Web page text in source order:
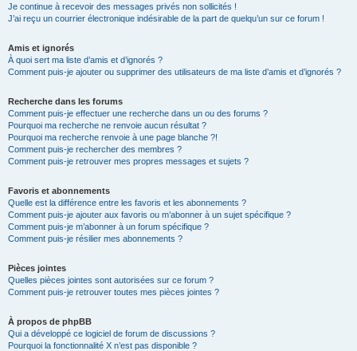
Je continue à recevoir des messages privés non sollicités !
J’ai reçu un courrier électronique indésirable de la part de quelqu’un sur ce forum !
Amis et ignorés
À quoi sert ma liste d’amis et d’ignorés ?
Comment puis-je ajouter ou supprimer des utilisateurs de ma liste d’amis et d’ignorés ?
Recherche dans les forums
Comment puis-je effectuer une recherche dans un ou des forums ?
Pourquoi ma recherche ne renvoie aucun résultat ?
Pourquoi ma recherche renvoie à une page blanche ?!
Comment puis-je rechercher des membres ?
Comment puis-je retrouver mes propres messages et sujets ?
Favoris et abonnements
Quelle est la différence entre les favoris et les abonnements ?
Comment puis-je ajouter aux favoris ou m’abonner à un sujet spécifique ?
Comment puis-je m’abonner à un forum spécifique ?
Comment puis-je résilier mes abonnements ?
Pièces jointes
Quelles pièces jointes sont autorisées sur ce forum ?
Comment puis-je retrouver toutes mes pièces jointes ?
À propos de phpBB
Qui a développé ce logiciel de forum de discussions ?
Pourquoi la fonctionnalité X n’est pas disponible ?